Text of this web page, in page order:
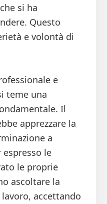
si ha
Questo
e volontà di
e
teme una
Il
apprezzare la
a
le
le proprie
ascoltare la
accettando